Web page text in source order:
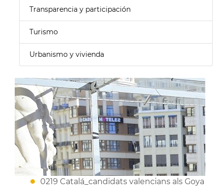
Transparencia y participación
Turismo
Urbanismo y vivienda
0219 Catalá_candidats valencians als Goya